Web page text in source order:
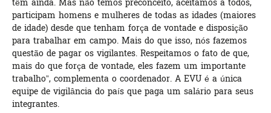
participam homens e mulheres de todas as idades (maiores
de idade) desde que tenham força de vontade e disposição
para trabalhar em campo. Mais do que isso, nós fazemos
questão de pagar os vigilantes. Respeitamos o fato de que,
mais do que força de vontade, eles fazem um importante
trabalho”, complementa o coordenador. A EVU é a única
equipe de vigilância do país que paga um salário para seus
integrantes.